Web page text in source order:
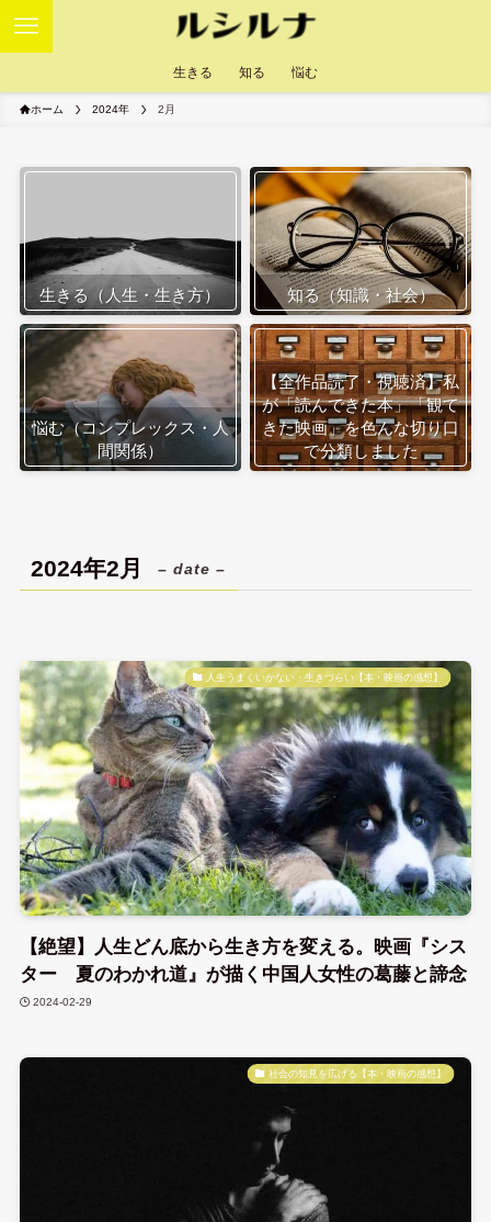
生きる 知る 悩む
ホーム 2024年 2月
生きる（人生・生き方） 知る（知識・社会）
悩む（コンプレックス・人
間関係）
【全作品読了・視聴済】私
が「読んできた本」「観て
きた映画」を色んな切り口
で分類しました
2024年2月 – date –
人生うまくいかない・生きづらい【本・映画の感想】
【絶望】人生どん底から生き方を変える。映画『シス
ター 夏のわかれ道』が描く中国人女性の葛藤と諦念
2024-02-29
社会の知見を広げる【本・映画の感想】